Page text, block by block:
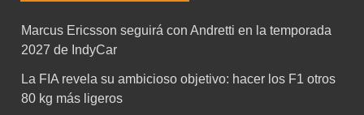
Marcus Ericsson seguirá con Andretti en la temporada
2027 de IndyCar
La FIA revela su ambicioso objetivo: hacer los F1 otros
80 kg más ligeros